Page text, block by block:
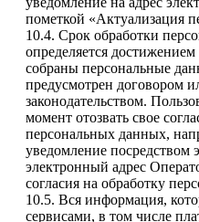
пометкой «Актуализация
10.4. Срок обработки
определяется
собраны персональные
предусмотрен договором
законодательством.
момент отозвать свое
персональных данных,
уведомление посредством
электронный адрес
согласия на обработку
10.5. Вся информация,
сервисами, в том числе